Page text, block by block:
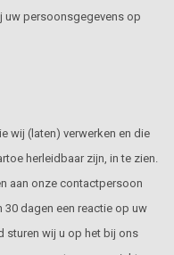
uw persoonsgegevens op
wij (laten) verwerken en die
herleidbaar zijn, in te zien.
aan onze contactpersoon
30 dagen een reactie op uw
sturen wij u op het bij ons